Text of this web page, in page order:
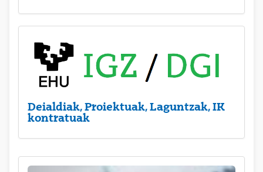
Deialdiak, Proiektuak, Laguntzak, IK
kontratuak